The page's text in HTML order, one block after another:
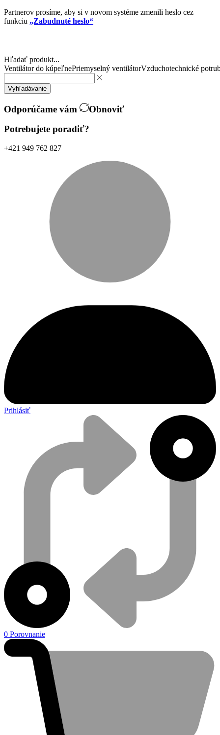
Partnerov prosíme, aby si v novom systéme zmenili heslo cez
funkciu „Zabudnuté heslo“
Hľadať produkt...
Ventilátor do kúpeľnePriemyselný ventilátorVzduchotechnické
Vyhľadávanie
Odporúčame vám
Obnoviť
Potrebujete poradiť?
+421 949 762 827
Prihlásiť
0 Porovnanie